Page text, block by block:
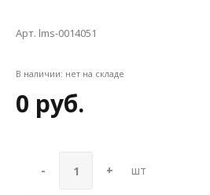
Арт. lms-0014051
В наличии: нет на складе
0 руб.
- + шт